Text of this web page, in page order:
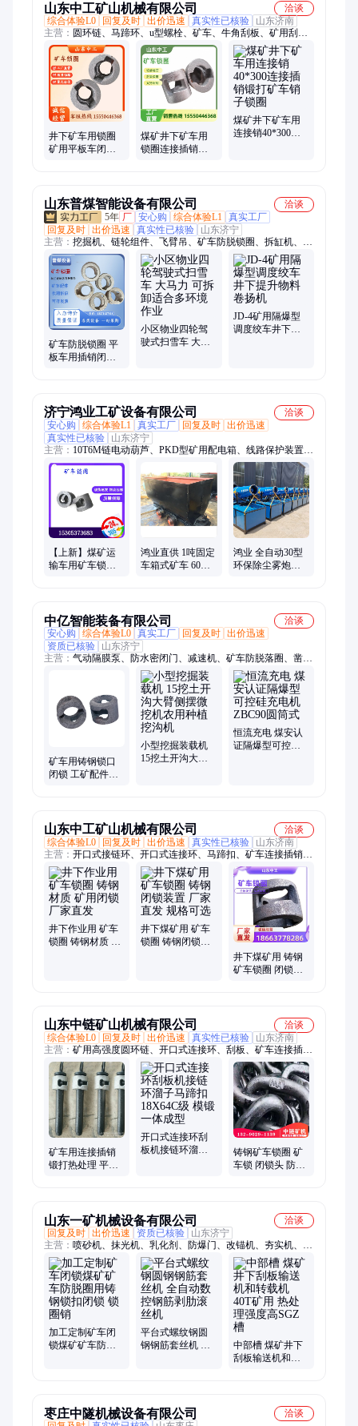
山东中工矿山机械有限公司
洽谈
综合体验L0
回复及时 出价迅速 真实性已核验
山东济南
主营： 圆环链、马蹄环、u型螺栓、矿车、牛角刮板、矿用刮
板、锻打刮板、铸钢链轮、刮板机链轮、提升机链轮、提升机链
条、扁平连接环、网红桥链条、刮板输送机链条、哑铃销、螺
栓、三环链、连接插销、扁平式接链环、开口式连接环、矿用圆
环链、e型螺栓、锻打三环链
井下矿车用锁圈
矿用平板车闭锁
煤矿井下矿车用
锁圈连接插销防
煤矿井下矿车用
连接销40*300连
山东普煤智能设备有限公司
洽谈
5年 厂 安心购 综合体验L1
真实工厂
回复及时 出价迅速 真实性已核验
山东济宁
主营： 挖掘机、链轮组件、飞臂吊、矿车防脱锁圈、拆缸机、锯
齿环、伸缩臂、皮带硫化机、聚能管、临时支护装置、搬运悬浮
气垫、搬运坦克车、矿用三轮车、喷射器、船用风机、钻头、速
凝剂、钻杆、电液推杆、洗靴机、手拉葫芦、除铁器、管道排渣
器、消毒门、静电释放器、定向钻机
矿车防脱锁圈 平
板车用插销闭锁
小区物业四轮驾
驶式扫雪车 大马
JD-4矿用隔爆型
调度绞车井下提
济宁鸿业工矿设备有限公司
洽谈
安心购
综合体验L1 真实工厂 回复及时 出价迅速
真实性已核验
山东济宁
主营： 10T6M链电动葫芦、PKD型矿用配电箱、线路保护装置
PCS-、矿车轮对、全自动煤粉取样器、矿用电缆、真空断路器、
双通道无动力洗靴机、防爆对讲机、柴油三轮车、煤气排水器、
水力喷射器、行走轮组件、除铁器、滑轮组、摆线针轮减速机、
凿井绞车、塑料溜槽、照明综合保护装置
【上新】煤矿运
输车用矿车锁圈
鸿业直供 1吨固定
车箱式矿车 60KN
鸿业 全自动30型
环保除尘雾炮机
中亿智能装备有限公司
洽谈
安心购
综合体验L0 真实工厂 回复及时 出价迅速
资质已核验
山东济宁
主营： 气动隔膜泵、防水密闭门、减速机、矿车防脱落圈、凿岩
机、泥浆泵、鱼尾板、25型U型钢、呼吸器、注浆机、集便器、
聚氨酯清扫器、气动葫芦、压风供水自救装置、风筒、隔爆装
置、枕木、排型梁、紧链器、柱鞋、托辊、锚杆钻机
矿车用铸钢锁口
闭锁 工矿配件用
小型挖掘装载机
15挖土开沟大臂
恒流充电 煤安认
证隔爆型可控硅
山东中工矿山机械有限公司
洽谈
综合体验L0
回复及时 出价迅速 真实性已核验
山东济南
主营： 开口式接链环、开口式连接环、马蹄扣、矿车连接插销、
矿车三环链、矿车、矿用高强度圆环链、刮板链、防脱圈、提升
机链钩、扁平接链环、掘进机刮板、刮板机刮板、E型螺栓、锯
齿环、牛角刮板、船用锚链、链轮、平板车、滚轮罐耳、中部
槽、分链器、双孔马蹄扣
井下作业用 矿车
锁圈 铸钢材质 矿
井下煤矿用 矿车
锁圈 铸钢闭锁装
井下煤矿用 铸钢
矿车锁圈 闭锁装
山东中链矿山机械有限公司
洽谈
综合体验L0
回复及时 出价迅速 真实性已核验
山东济南
主营： 矿用高强度圆环链、开口式连接环、刮板、矿车连接插
销、锁圈、矿车轮、护链板、梯齿环、吊索具、链扣、机头架、
立式接链环、刮板机舌板、减速机、哑铃销、平式接链环、锯齿
环、半滚筒、连接销、防脱圈、压链块、弧齿环、扁平接链环、
材料车、平板车
矿车用连接插销
锻打热处理 平板
开口式连接环刮
板机接链环溜子
铸钢矿车锁圈 矿
车锁 闭锁头 防脱
山东一矿机械设备有限公司
洽谈
回复及时 出价迅速 资质已核验
山东济宁
主营： 喷砂机、抹光机、乳化剂、防爆门、改锚机、夯实机、排
污阀、百叶箱、减速机、起重机、斜斗车、脱水罐、注浆机、推
雪板、台球桌、包装机、锯齿环、滚圆机、橡胶块、过滤器、卷
板机、电焊机、搅拌机、卷圆机、风淋室
加工定制矿车闭
锁煤矿矿车防脱
平台式螺纹钢圆
钢钢筋套丝机 全
中部槽 煤矿井下
刮板输送机和转
枣庄中隧机械设备有限公司
洽谈